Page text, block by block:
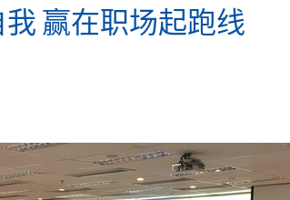
赢在职场起跑线